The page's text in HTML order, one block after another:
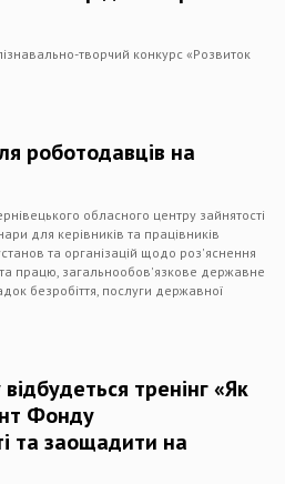
творчий конкурс «Розвиток
роботодавців на
обласного центру зайнятості
для керівників та працівників
та організацій щодо роз'яснення
працю, загальнообов'язкове державне
безробіття, послуги державної
тренінг «Як
Фонду
та заощадити на